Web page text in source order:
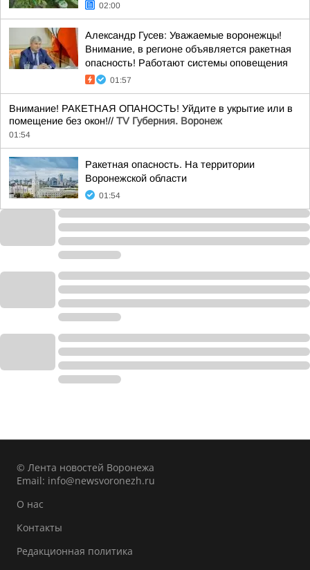
02:00
Александр Гусев: Уважаемые воронежцы!
Внимание, в регионе объявляется ракетная
опасность! Работают системы оповещения
01:57
Внимание! РАКЕТНАЯ ОПАНОСТЬ! Уйдите в укрытие или в
помещение без окон!// TV Губерния. Воронеж
01:54
Ракетная опасность. На территории
Воронежской области
01:54
© Лента новостей Воронежа
Email: info@newsvoronezh.ru
О нас
Контакты
Редакционная политика